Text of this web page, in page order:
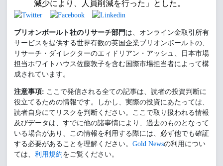
減少により、人員削減を行った」とした。
ブリオンボールト社のリサーチ部門 は、オンライン金取引所有
サービスを提供する世界有数の英国企業ブリオンボールトの、
リサーチ・ダイレクターのエィドリアン・アッシュ、日本市場
担当ホワイトハウス佐藤敦子を含む国際市場担当者によって構
成されています。
注意事項: ここで発信される全ての記事は、読者の投資判断に
役立てるための情報です。しかし、実際の投資にあたっては、
読者自身にてリスクを判断ください。ここで取り扱われる情報
及びデータは、すでに他の諸事情により、過去のものとなって
いる場合があり、この情報を利用する際には、必ず他でも確証
する必要があることを理解ください。 Gold Newsの利用につい
ては、 利用規約をご覧ください。